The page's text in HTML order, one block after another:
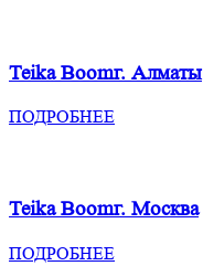
Teika Boomг. Алматы
ПОДРОБНЕЕ
Teika Boomг. Москва
ПОДРОБНЕЕ